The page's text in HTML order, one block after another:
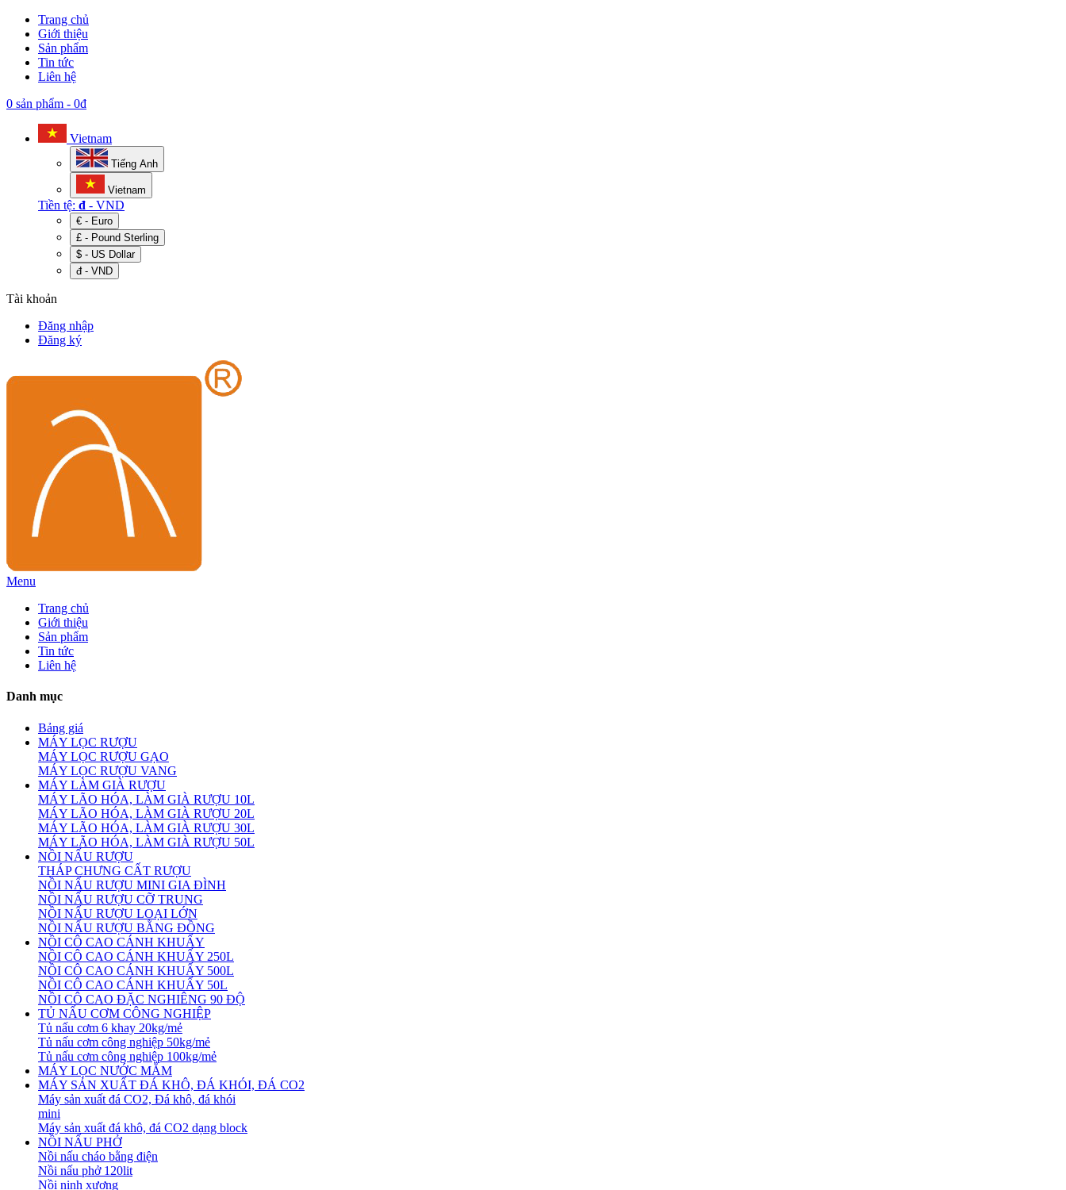
Trang chủ
Giới thiệu
Sản phẩm
Tin tức
Liên hệ
0 sản phẩm - 0đ
Vietnam
Tiếng Anh
Vietnam
Tiền tệ: đ - VND
€ - Euro
£ - Pound Sterling
$ - US Dollar
đ - VND
Tài khoản
Đăng nhập
Đăng ký
Menu
Trang chủ
Giới thiệu
Sản phẩm
Tin tức
Liên hệ
Danh mục
Bảng giá
MÁY LỌC RƯỢU
MÁY LỌC RƯỢU GẠO
MÁY LỌC RƯỢU VANG
MÁY LÀM GIÀ RƯỢU
MÁY LÃO HÓA, LÀM GIÀ RƯỢU 10L
MÁY LÃO HÓA, LÀM GIÀ RƯỢU 20L
MÁY LÃO HÓA, LÀM GIÀ RƯỢU 30L
MÁY LÃO HÓA, LÀM GIÀ RƯỢU 50L
NỒI NẤU RƯỢU
THÁP CHƯNG CẤT RƯỢU
NỒI NẤU RƯỢU MINI GIA ĐÌNH
NỒI NẤU RƯỢU CỠ TRUNG
NỒI NẤU RƯỢU LOẠI LỚN
NỒI NẤU RƯỢU BẰNG ĐỒNG
NỒI CÔ CAO CÁNH KHUẤY
NỒI CÔ CAO CÁNH KHUẤY 250L
NỒI CÔ CAO CÁNH KHUẤY 500L
NỒI CÔ CAO CÁNH KHUẤY 50L
NỒI CÔ CAO ĐẶC NGHIÊNG 90 ĐỘ
TỦ NẤU CƠM CÔNG NGHIỆP
Tủ nấu cơm 6 khay 20kg/mẻ
Tủ nấu cơm công nghiệp 50kg/mẻ
Tủ nấu cơm công nghiệp 100kg/mẻ
MÁY LỌC NƯỚC MẮM
MÁY SẢN XUẤT ĐÁ KHÔ, ĐÁ KHÓI, ĐÁ CO2
Máy sản xuất đá CO2, Đá khô, đá khói
mini
Máy sản xuất đá khô, đá CO2 dạng block
NỒI NẤU PHỞ
Nồi nấu cháo bằng điện
Nồi nấu phở 120lit
Nồi ninh xương